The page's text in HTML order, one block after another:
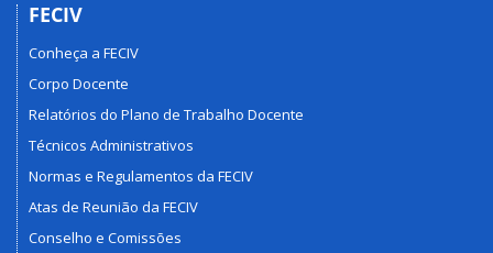
FECIV
Conheça a FECIV
Corpo Docente
Relatórios do Plano de Trabalho Docente
Técnicos Administrativos
Normas e Regulamentos da FECIV
Atas de Reunião da FECIV
Conselho e Comissões